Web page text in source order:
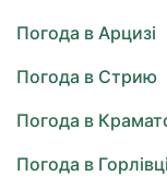
Погода в Арцизі
Погода в Стрию
Погода в
Погода в Горлівці